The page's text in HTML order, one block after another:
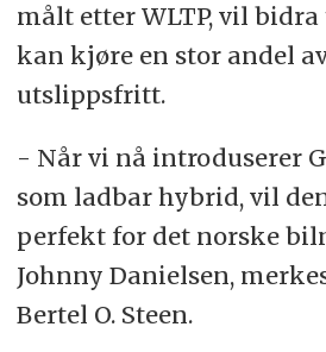
målt etter WLTP, vil
kan kjøre en stor andel
utslippsfritt.
- Når vi nå introduserer
som ladbar hybrid, vil
perfekt for det norske
Johnny Danielsen,
Bertel O. Steen.